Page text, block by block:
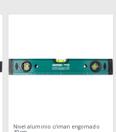
Nivel aluminio c/iman engomado